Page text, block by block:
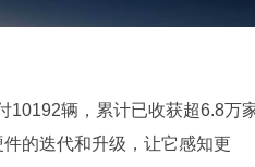
10192辆，累计已收获超6.8万
的迭代和升级，让它感知更